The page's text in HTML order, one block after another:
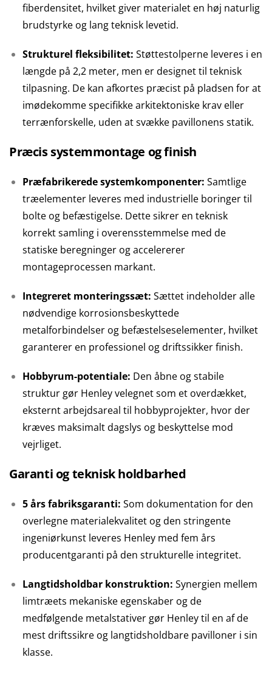
fiberdensitet, hvilket giver materialet en høj naturlig
brudstyrke og lang teknisk levetid.
Strukturel fleksibilitet: Støttestolperne leveres i en
længde på 2,2 meter, men er designet til teknisk
tilpasning. De kan afkortes præcist på pladsen for at
imødekomme specifikke arkitektoniske krav eller
terrænforskelle, uden at svække pavillonens statik.
Præcis systemmontage og finish
Præfabrikerede systemkomponenter: Samtlige
træelementer leveres med industrielle boringer til
bolte og befæstigelse. Dette sikrer en teknisk
korrekt samling i overensstemmelse med de
statiske beregninger og accelererer
montageprocessen markant.
Integreret monteringssæt: Sættet indeholder alle
nødvendige korrosionsbeskyttede
metalforbindelser og befæstelseselementer, hvilket
garanterer en professionel og driftssikker finish.
Hobbyrum-potentiale: Den åbne og stabile
struktur gør Henley velegnet som et overdækket,
eksternt arbejdsareal til hobbyprojekter, hvor der
kræves maksimalt dagslys og beskyttelse mod
vejrliget.
Garanti og teknisk holdbarhed
5 års fabriksgaranti: Som dokumentation for den
overlegne materialekvalitet og den stringente
ingeniørkunst leveres Henley med fem års
producentgaranti på den strukturelle integritet.
Langtidsholdbar konstruktion: Synergien mellem
limtræets mekaniske egenskaber og de
medfølgende metalstativer gør Henley til en af de
mest driftssikre og langtidsholdbare pavilloner i sin
klasse.